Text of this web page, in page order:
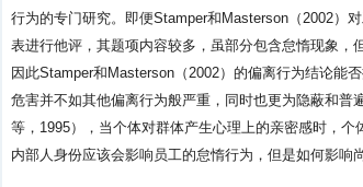
行为的专门研究。即便Stamper和Masterson（2002）
表进行他评，其题项内容较多，虽部分包含怠惰现象，
因此Stamper和Masterson（2002）的偏离行为结论能
危害并不如其他偏离行为般严重，同时也更为隐蔽和
等，1995），当个体对群体产生心理上的亲密感时，
内部人身份应该会影响员工的怠惰行为，但是如何影响